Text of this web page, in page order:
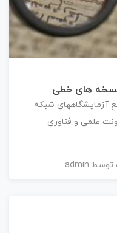
های خطی
آزمایشگاههای شبکه
علمی و فناوری
توسط admin